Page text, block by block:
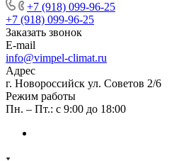
+7 (918) 099-96-25
+7 (918) 099-96-25
Заказать звонок
E-mail
info@vimpel-climat.ru
Адрес
г. Новороссийск ул. Советов 2/6
Режим работы
Пн. – Пт.: с 9:00 до 18:00